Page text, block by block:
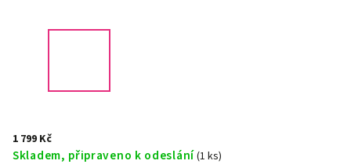
1 799 Kč
Skladem, připraveno k odeslání(1 ks)